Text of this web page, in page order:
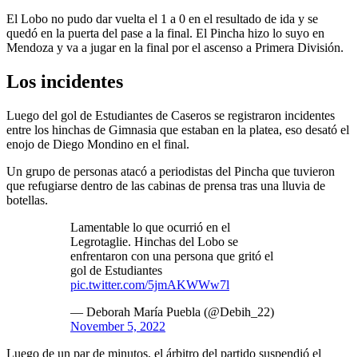
El Lobo no pudo dar vuelta el 1 a 0 en el resultado de ida y se
quedó en la puerta del pase a la final. El Pincha hizo lo suyo en
Mendoza y va a jugar en la final por el ascenso a Primera División.
Los incidentes
Luego del gol de Estudiantes de Caseros se registraron incidentes
entre los hinchas de Gimnasia que estaban en la platea, eso desató el
enojo de Diego Mondino en el final.
Un grupo de personas atacó a periodistas del Pincha que tuvieron
que refugiarse dentro de las cabinas de prensa tras una lluvia de
botellas.
Lamentable lo que ocurrió en el
Legrotaglie. Hinchas del Lobo se
enfrentaron con una persona que gritó el
gol de Estudiantes
pic.twitter.com/5jmAKWWw7l
— Deborah María Puebla (@Debih_22)
November 5, 2022
Luego de un par de minutos, el árbitro del partido suspendió el